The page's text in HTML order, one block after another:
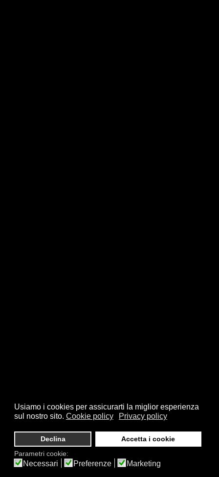
Usiamo i cookies per assicurarti la miglior esperienza
sul nostro sito. Cookie policy Privacy policy
Declina
Accetta i cookie
Parametri cookie:
Necessari Preferenze Marketing
Giovanna, 12 - 20129 Milano - CF. 80105170155 - P. Iva
10013490155 - Email fsi@federscacchi.it - Tel. 02.86464369 -
Privacy